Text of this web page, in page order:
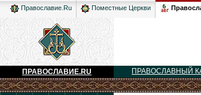
Православие.Ru Поместные Церкви
ПРАВОСЛАВИЕ.RU ПРАВОСЛАВНЫЙ